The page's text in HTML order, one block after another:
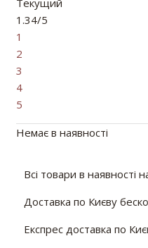
1.34/5
1
2
3
4
5
Немає в наявності
Всі товари в наявності
Доставка по Києву
Експрес доставка по